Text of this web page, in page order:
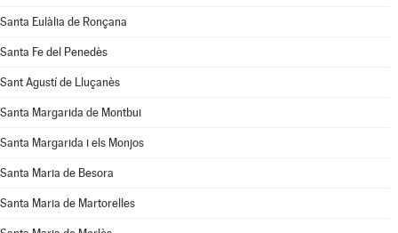
Santa Eulàlia de Ronçana
Santa Fe del Penedès
Sant Agustí de Lluçanès
Santa Margarida de Montbui
Santa Margarida i els Monjos
Santa Maria de Besora
Santa Maria de Martorelles